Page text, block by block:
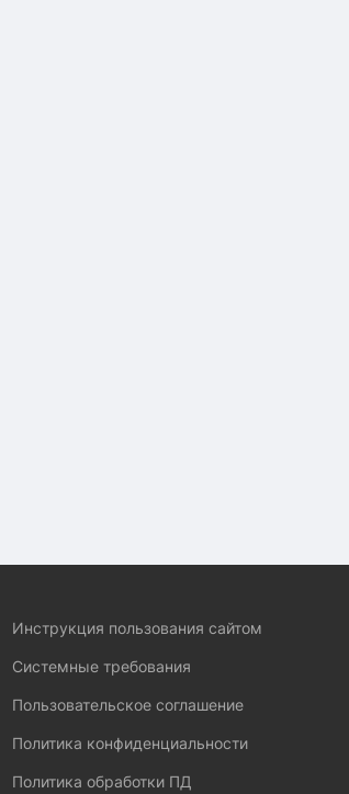
Инструкция пользования сайтом
Системные требования
Пользовательское соглашение
Политика конфиденциальности
Политика обработки ПД